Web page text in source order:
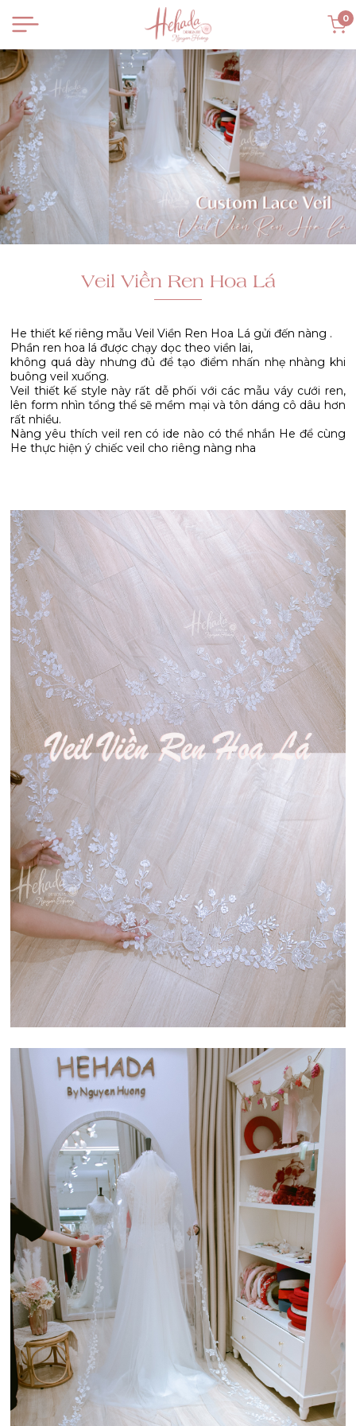
0
Veil Viền Ren Hoa Lá
He thiết kế riêng mẫu Veil Viền Ren Hoa Lá gửi đến nàng .
Phần ren hoa lá được chạy dọc theo viền lai,
không quá dày nhưng đủ để tạo điểm nhấn nhẹ nhàng khi
buông veil xuống.
Veil thiết kế style này rất dễ phối với các mẫu váy cưới ren,
lên form nhìn tổng thể sẽ mềm mại và tôn dáng cô dâu hơn
rất nhiều.
Nàng yêu thích veil ren có ide nào có thể nhắn He để cùng